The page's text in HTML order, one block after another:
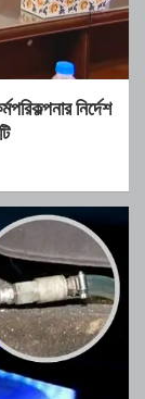
নির্দেশ